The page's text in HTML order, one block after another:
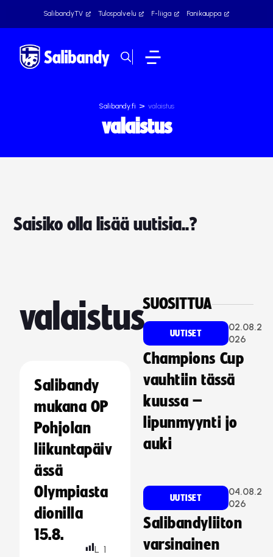
SalibandyTV Tulospalvelu F-liiga Fanikauppa
Salibandy.fi > valaistus
valaistus
Saisiko olla lisää uutisia..?
valaistus
Salibandy
mukana OP
Pohjolan
liikuntapäiv
ässä
Olympiasta
dionilla
15.8.
L 1
SUOSITTUA
UUTISET
02.08.2
026
Champions Cup
vauhtiin tässä
kuussa –
lipunmyynti jo
auki
UUTISET
04.08.2
026
Salibandyliiton
varsinainen